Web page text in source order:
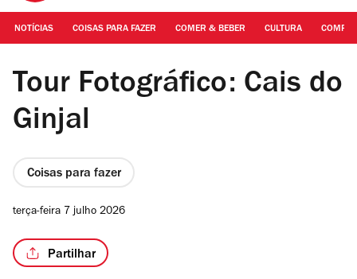
NOTÍCIAS COISAS PARA FAZER COMER & BEBER CULTURA
Ginjal Terrasse ©DR
Tour Fotográfico: Cais do
Ginjal
Coisas para fazer
terça-feira 7 julho 2026
Partilhar